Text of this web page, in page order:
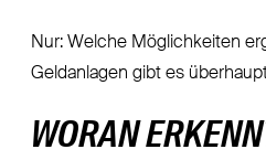
Nur: Welche Möglichkeiten
Geldanlagen gibt es
WORAN